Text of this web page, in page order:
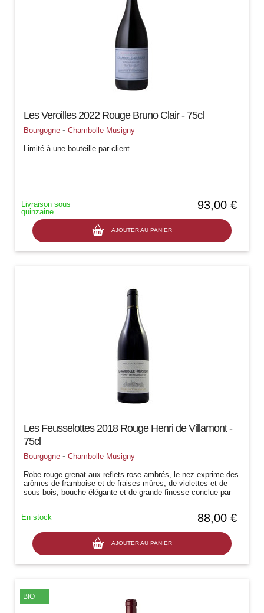
Les Veroilles 2022 Rouge Bruno Clair - 75cl
Bourgogne -Chambolle Musigny
Limité à une bouteille par client
93,00 €
AJOUTER AU PANIER
Livraison sous
quinzaine
Les Feusselottes 2018 Rouge Henri de Villamont -
75cl
Bourgogne -Chambolle Musigny
Robe rouge grenat aux reflets rose ambrés, le nez exprime des
arômes de framboise et de fraises mûres, de violettes et de
sous bois, bouche élégante et de grande finesse conclue par
88,00 €
AJOUTER AU PANIER
En stock
BIO